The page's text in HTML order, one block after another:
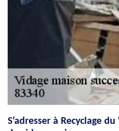
S’adresser à Recyclage